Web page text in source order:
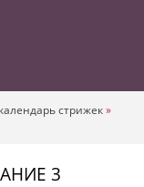
стрижек»
3